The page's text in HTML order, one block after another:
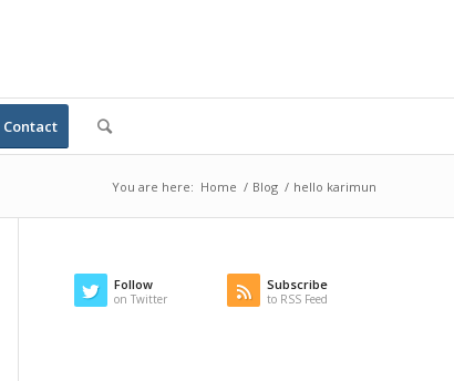
Contact
You are here: Home / Blog / hello karimun
Follow
on Twitter
Subscribe
to RSS Feed